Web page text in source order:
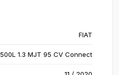
FIAT
500L 1.3 MJT 95 CV Connect